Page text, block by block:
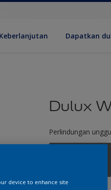
Keberlanjutan Dapatkan
Dulux
Perlindungan
device to enhance site